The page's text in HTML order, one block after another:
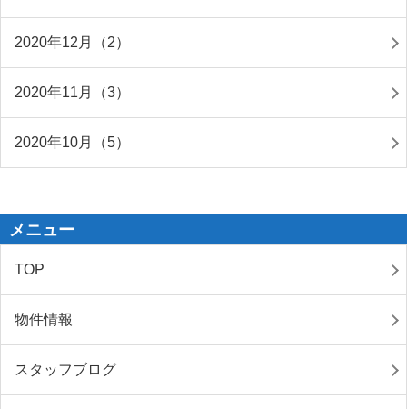
2020年12月（2）
2020年11月（3）
2020年10月（5）
メニュー
TOP
物件情報
スタッフブログ